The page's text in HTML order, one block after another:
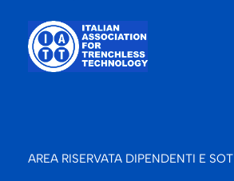
AREA RISERVATA DIPENDENTI E SOT